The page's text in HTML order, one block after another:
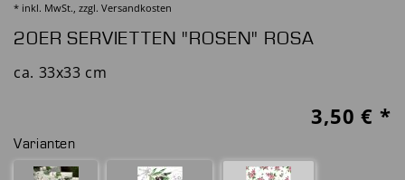
* inkl. MwSt., zzgl. Versandkosten
20ER SERVIETTEN "ROSEN" ROSA
ca. 33x33 cm
3,50 € *
Varianten